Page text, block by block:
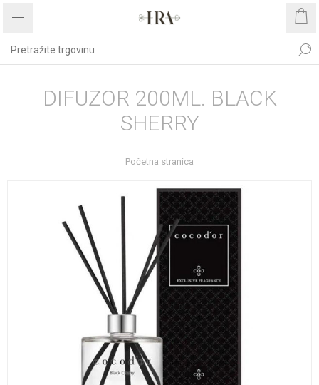
DIFUZOR 200ML. BLACK
SHERRY
Početna stranica